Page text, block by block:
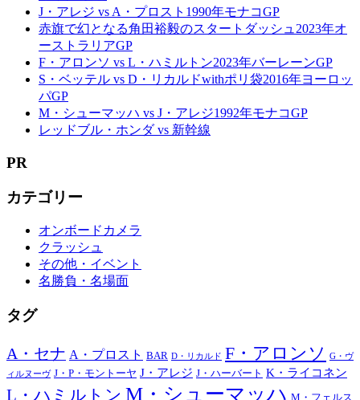
J・アレジ vs A・プロスト1990年モナコGP
赤旗で幻となる角田裕毅のスタートダッシュ2023年オ
ーストラリアGP
F・アロンソ vs L・ハミルトン2023年バーレーンGP
S・ベッテル vs D・リカルドwithポリ袋2016年ヨーロッ
パGP
M・シューマッハ vs J・アレジ1992年モナコGP
レッドブル・ホンダ vs 新幹線
PR
カテゴリー
オンボードカメラ
クラッシュ
その他・イベント
名勝負・名場面
タグ
A・セナ A・プロスト BAR D・リカルド F・アロンソ
G・ヴ
ィルヌーヴ J・P・モントーヤ J・アレジ J・ハーバート K・ライコネン
L・ハミルトン M・シューマッハ M・フェルス